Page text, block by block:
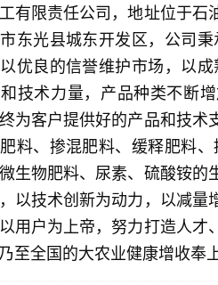
有限责任公司，地址位于石
东光县城东开发区，公司
优良的信誉维护市场，以
技术力量，产品种类不断
为客户提供好的产品和技
料、掺混肥料、缓释肥料
生物肥料、尿素、硫酸铵的
以技术创新为动力，以减
用户为上帝，努力打造人
至全国的大农业健康增收奉